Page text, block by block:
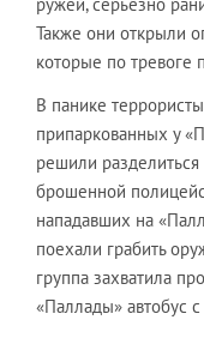
Также они открыли
которые по тревоге
В панике
припаркованных у
решили
брошенной
нападавших на
поехали грабить
группа захватила
«Паллады» автобус